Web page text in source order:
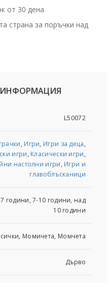
от 30 дена
страна за поръчки над
L50072
, Игри, Игри за деца,
игри, Класически игри,
настолни игри, Игри и
главоблъсканици
години, 7-10 години, над
10 години
Момичета, Момчета
Дърво